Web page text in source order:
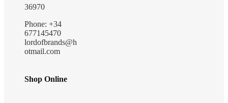
36970
Phone: +34
677145470
lordofbrands@h
otmail.com
Shop Online